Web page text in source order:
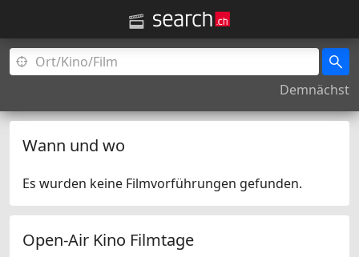
Demnächst
Wann und wo
Es wurden keine Filmvorführungen gefunden.
Open-Air Kino Filmtage